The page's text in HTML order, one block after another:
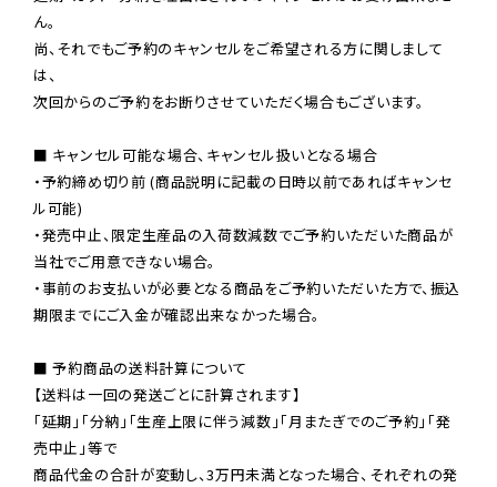
ん。
尚、それでもご予約のキャンセルをご希望される方に関しまして
は、
次回からのご予約をお断りさせていただく場合もございます。
■ キャンセル可能な場合、キャンセル扱いとなる場合
・予約締め切り前 (商品説明に記載の日時以前であればキャンセ
ル可能)
・発売中止、限定生産品の入荷数減数でご予約いただいた商品が
当社でご用意できない場合。
・事前のお支払いが必要となる商品をご予約いただいた方で、振込
期限までにご入金が確認出来なかった場合。
■ 予約商品の送料計算について
【送料は一回の発送ごとに計算されます】
「延期」「分納」「生産上限に伴う減数」「月またぎでのご予約」「発
売中止」等で
商品代金の合計が変動し、3万円未満となった場合、それぞれの発